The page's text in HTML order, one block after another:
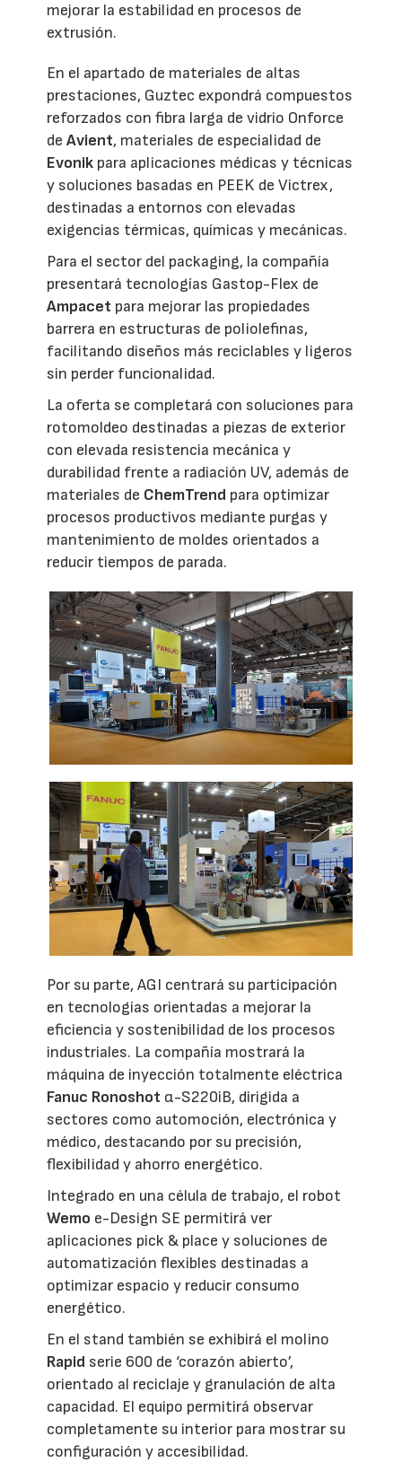
mejorar la estabilidad en procesos de
extrusión.
En el apartado de materiales de altas
prestaciones, Guztec expondrá compuestos
reforzados con fibra larga de vidrio Onforce
deAvient, materiales de especialidad de
Evonik para aplicaciones médicas y técnicas
y soluciones basadas en PEEK de Victrex,
destinadas a entornos con elevadas
exigencias térmicas, químicas y mecánicas.
Para el sector del packaging, la compañía
presentará tecnologías Gastop-Flex de
Ampacet para mejorar las propiedades
barrera en estructuras de poliolefinas,
facilitando diseños más reciclables y ligeros
sin perder funcionalidad.
La oferta se completará con soluciones para
rotomoldeo destinadas a piezas de exterior
con elevada resistencia mecánica y
durabilidad frente a radiación UV, además de
materiales de ChemTrend para optimizar
procesos productivos mediante purgas y
mantenimiento de moldes orientados a
reducir tiempos de parada.
Por su parte, AGI centrará su participación
en tecnologías orientadas a mejorar la
eficiencia y sostenibilidad de los procesos
industriales. La compañía mostrará la
máquina de inyección totalmente eléctrica
Fanuc Ronoshot α-S220iB, dirigida a
sectores como automoción, electrónica y
médico, destacando por su precisión,
flexibilidad y ahorro energético.
Integrado en una célula de trabajo, el robot
Wemo e-Design SE permitirá ver
aplicaciones pick & place y soluciones de
automatización flexibles destinadas a
optimizar espacio y reducir consumo
energético.
En el stand también se exhibirá el molino
Rapid serie 600 de ‘corazón abierto’,
orientado al reciclaje y granulación de alta
capacidad. El equipo permitirá observar
completamente su interior para mostrar su
configuración y accesibilidad.